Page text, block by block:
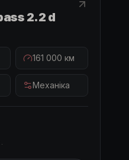
2.2 d
161 000 км
Механіка